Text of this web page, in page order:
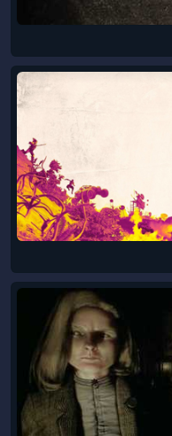
Divinity
Elex
Just Cause
Metro
MotoGP
ORI
Quake
Remothered
Risen
Sid Meier’s Civilization